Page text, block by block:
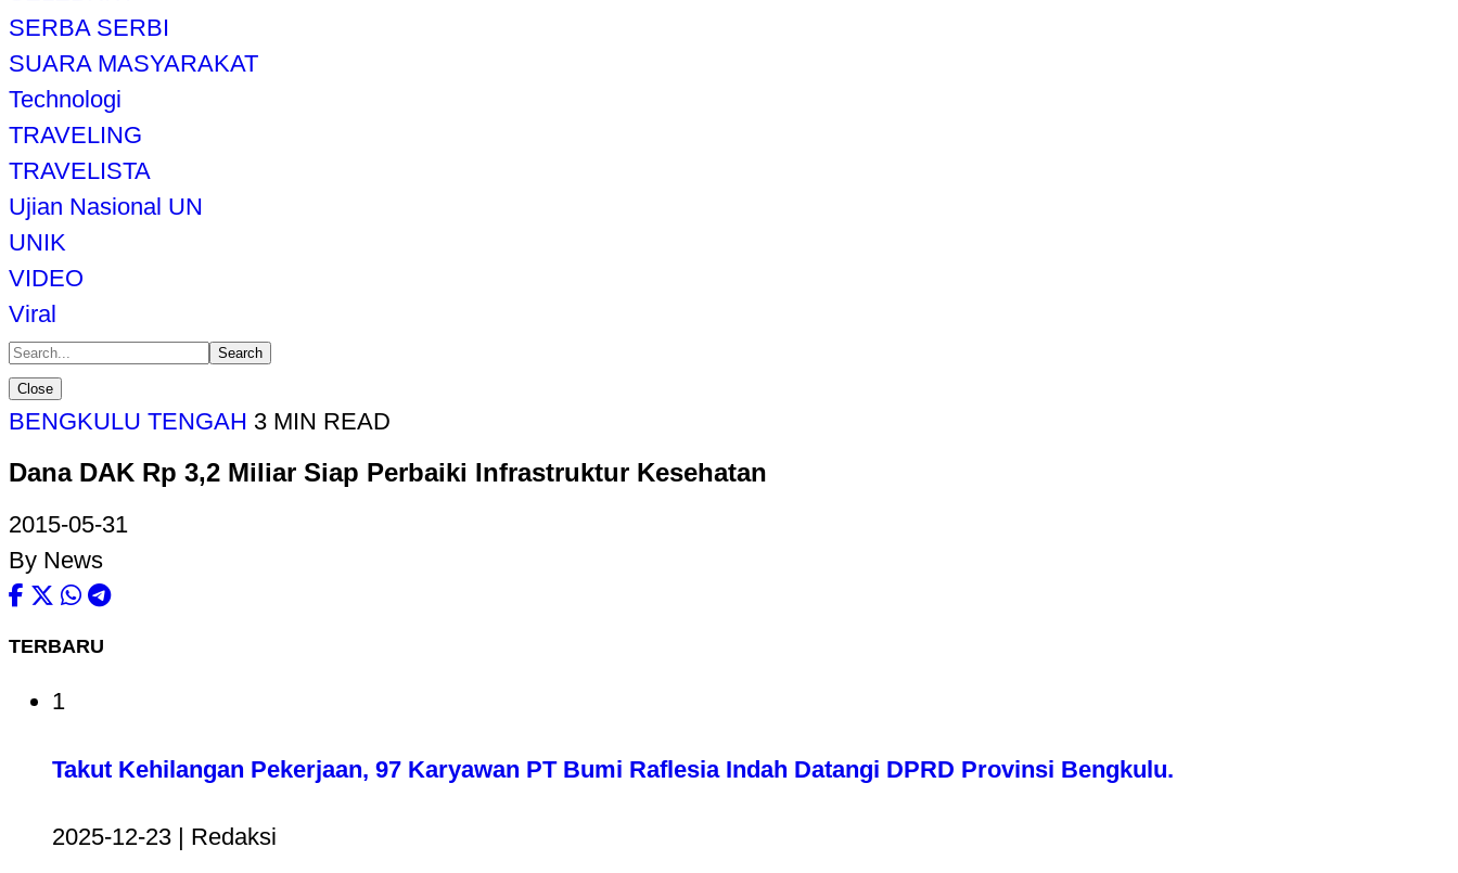
SERBA SERBI
SUARA MASYARAKAT
Technologi
TRAVELING
TRAVELISTA
Ujian Nasional UN
UNIK
VIDEO
Viral
Search
Close
BENGKULU TENGAH 3 MIN READ
Dana DAK Rp 3,2 Miliar Siap Perbaiki Infrastruktur Kesehatan
2015-05-31
By News
TERBARU
1
Takut Kehilangan Pekerjaan, 97 Karyawan PT Bumi Raflesia Indah Datangi DPRD Provinsi Bengkulu.
2025-12-23 | Redaksi